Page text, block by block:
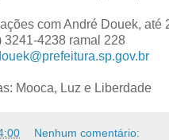
com André Douek, até
3241-4238 ramal 228
Mooca, Luz e Liberdade
Nenhum comentário: